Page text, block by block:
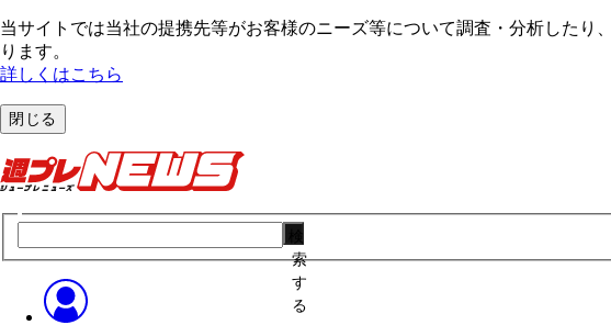
当サイトでは当社の提携先等がお客様のニーズ等について調査・分析したり
ります。
詳しくはこちら
閉じる
索
す
る